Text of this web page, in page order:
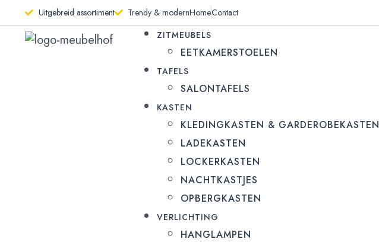
Uitgebreid assortiment Trendy & modernHomeContact
ZITMEUBELS
EETKAMERSTOELEN
TAFELS
SALONTAFELS
KASTEN
KLEDINGKASTEN & GARDEROBEKASTEN
LADEKASTEN
LOCKERKASTEN
NACHTKASTJES
OPBERGKASTEN
VERLICHTING
HANGLAMPEN